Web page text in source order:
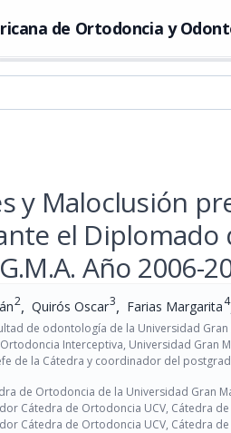
de Ortodoncia y
y Maloclusión
el Diplomado
Año 2006-
2, Quirós Oscar3, Farias Margarita4
de odontología de la Universidad Gran
Interceptiva, Universidad Gran
de la Cátedra y coordinador del
de Ortodoncia de la Universidad Gran
Cátedra de Ortodoncia UCV, Cátedra
Cátedra de Ortodoncia UCV, Cátedra de